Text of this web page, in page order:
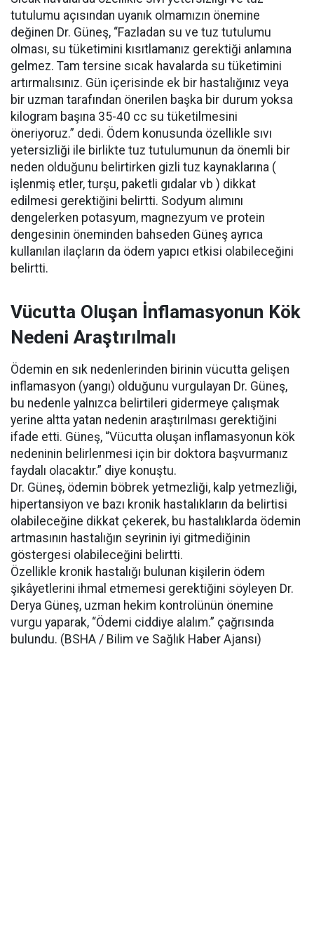
tutulumu açısından uyanık olmamızın önemine
değinen Dr. Güneş, “Fazladan su ve tuz tutulumu
olması, su tüketimini kısıtlamanız gerektiği anlamına
gelmez. Tam tersine sıcak havalarda su tüketimini
artırmalısınız. Gün içerisinde ek bir hastalığınız veya
bir uzman tarafından önerilen başka bir durum yoksa
kilogram başına 35-40 cc su tüketilmesini
öneriyoruz.” dedi. Ödem konusunda özellikle sıvı
yetersizliği ile birlikte tuz tutulumunun da önemli bir
neden olduğunu belirtirken gizli tuz kaynaklarına (
işlenmiş etler, turşu, paketli gıdalar vb ) dikkat
edilmesi gerektiğini belirtti. Sodyum alımını
dengelerken potasyum, magnezyum ve protein
dengesinin öneminden bahseden Güneş ayrıca
kullanılan ilaçların da ödem yapıcı etkisi olabileceğini
belirtti.
Vücutta Oluşan İnflamasyonun Kök
Nedeni Araştırılmalı
Ödemin en sık nedenlerinden birinin vücutta gelişen
inflamasyon (yangı) olduğunu vurgulayan Dr. Güneş,
bu nedenle yalnızca belirtileri gidermeye çalışmak
yerine altta yatan nedenin araştırılması gerektiğini
ifade etti. Güneş, “Vücutta oluşan inflamasyonun kök
nedeninin belirlenmesi için bir doktora başvurmanız
faydalı olacaktır.” diye konuştu.
Dr. Güneş, ödemin böbrek yetmezliği, kalp yetmezliği,
hipertansiyon ve bazı kronik hastalıkların da belirtisi
olabileceğine dikkat çekerek, bu hastalıklarda ödemin
artmasının hastalığın seyrinin iyi gitmediğinin
göstergesi olabileceğini belirtti.
Özellikle kronik hastalığı bulunan kişilerin ödem
şikâyetlerini ihmal etmemesi gerektiğini söyleyen Dr.
Derya Güneş, uzman hekim kontrolünün önemine
vurgu yaparak, “Ödemi ciddiye alalım.” çağrısında
bulundu. (BSHA / Bilim ve Sağlık Haber Ajansı)